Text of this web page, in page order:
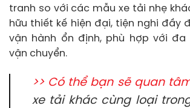
tranh so với các mẫu xe tải nhẹ
hữu thiết kế hiện đại, tiện nghi đầy
vận hành ổn định, phù hợp với đa
vận chuyển.
>> Có thể bạn sẽ quan
xe tải khác cùng loại